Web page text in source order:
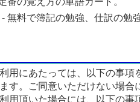
- 無料で簿記の勉強、仕訳の勉
用にあたっては、以下の事項
す。ご同意いただけない場合
用頂いた場合には、以下の